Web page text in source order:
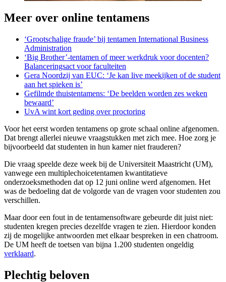
Meer over online tentamens
‘Grootschalige fraude’ bij tentamen International Business
Administration
‘Big Brother’-tentamen of meer werkdruk voor docenten?
Balanceringsact voor faculteiten
Gera Noordzij van EUC: ‘Je kan live meekijken of de student
aan het spieken is’
Gefilmde thuistentamens: ‘De beelden worden zes weken
bewaard’
UvA wint kort geding over proctoring
Voor het eerst worden tentamens op grote schaal online afgenomen.
Dat brengt allerlei nieuwe vraagstukken met zich mee. Hoe zorg je
bijvoorbeeld dat studenten in hun kamer niet frauderen?
Die vraag speelde deze week bij de Universiteit Maastricht (UM),
vanwege een multiplechoicetentamen kwantitatieve
onderzoeksmethoden dat op 12 juni online werd afgenomen. Het
was de bedoeling dat de volgorde van de vragen voor studenten zou
verschillen.
Maar door een fout in de tentamensoftware gebeurde dit juist niet:
studenten kregen precies dezelfde vragen te zien. Hierdoor konden
zij de mogelijke antwoorden met elkaar bespreken in een chatroom.
De UM heeft de toetsen van bijna 1.200 studenten ongeldig
verklaard.
Plechtig beloven